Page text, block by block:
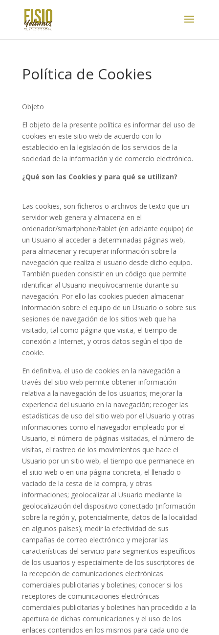
Política de Cookies
Objeto
El objeto de la presente política es informar del uso de
cookies en este sitio web de acuerdo con lo
establecido en la legislación de los servicios de la
sociedad de la información y de comercio electrónico.
¿Qué son las Cookies y para qué se utilizan?
Las cookies, son ficheros o archivos de texto que un
servidor web genera y almacena en el
ordenador/smartphone/tablet (en adelante equipo) de
un Usuario al acceder a determinadas páginas web,
para almacenar y recuperar información sobre la
navegación que realiza el usuario desde dicho equipo.
También pueden consistir en un código que permite
identificar al Usuario inequívocamente durante su
navegación. Por ello las cookies pueden almacenar
información sobre el equipo de un Usuario o sobre sus
sesiones de navegación de los sitios web que ha
visitado, tal como página que visita, el tiempo de
conexión a Internet, y otros datos según el tipo de
cookie.
En definitiva, el uso de cookies en la navegación a
través del sitio web permite obtener información
relativa a la navegación de los usuarios; mejorar la
experiencia del usuario en la navegación; recoger las
estadísticas de uso del sitio web por el Usuario y otras
informaciones como el navegador empleado por el
Usuario, el número de páginas visitadas, el número de
visitas, el rastreo de los movimientos que hace el
Usuario por un sitio web, el tiempo que permanece en
el sitio web o en una página concreta, el llenado o
vaciado de la cesta de la compra, y otras
informaciones; geolocalizar al Usuario mediante la
geolocalización del dispositivo conectado (información
sobre la región y, potencialmente, datos de la localidad
en algunos países); medir la efectividad de sus
campañas de correo electrónico y mejorar las
características del servicio para segmentos específicos
de los usuarios y especialmente de los suscriptores de
la recepción de comunicaciones electrónicas
comerciales publicitarias y boletines; conocer si los
receptores de comunicaciones electrónicas
comerciales publicitarias y boletines han procedido a la
apertura de dichas comunicaciones y el uso de los
enlaces contenidos en los mismos para cada uno de